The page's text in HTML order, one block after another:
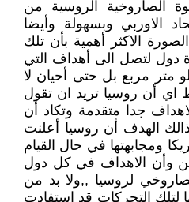
الصاروخية الروسية من
الاوربي وبسهولة وأيضا
الاكثر أهمية بأن تلك
دول لتصل الى أهداف التي
متر مربع بل حتى أحيان لا
أن روسيا تريد ان تقول
جدا متقدمة وتكاد أن
الهدف أن روسيا أعلنت
ومجابهتها في حال القيام
وأن الاهداف في كل دول
لروسيا ,,ولا بد من
لتلك التحركات قد استفادت